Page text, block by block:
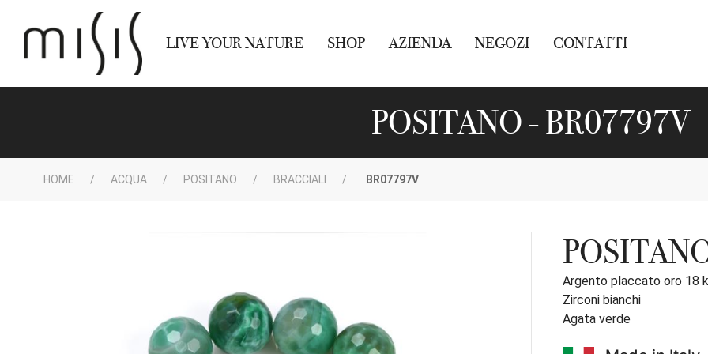
LIVE YOUR NATURE SHOP AZIENDA NEGOZI CONTATTI
POSITANO - BR07797V
HOME ACQUA POSITANO BRACCIALI BR07797V
Argento placcato oro 18
Zirconi bianchi
Agata verde